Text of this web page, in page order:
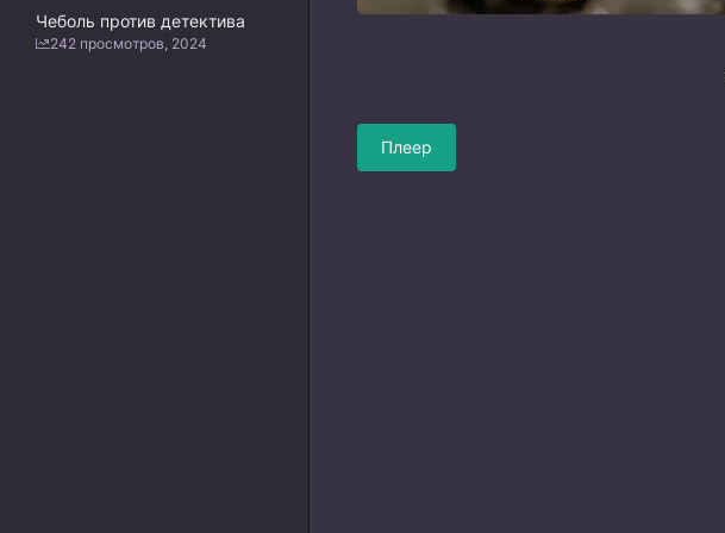
Плеер
Чеболь против детектива
242 просмотров, 2024